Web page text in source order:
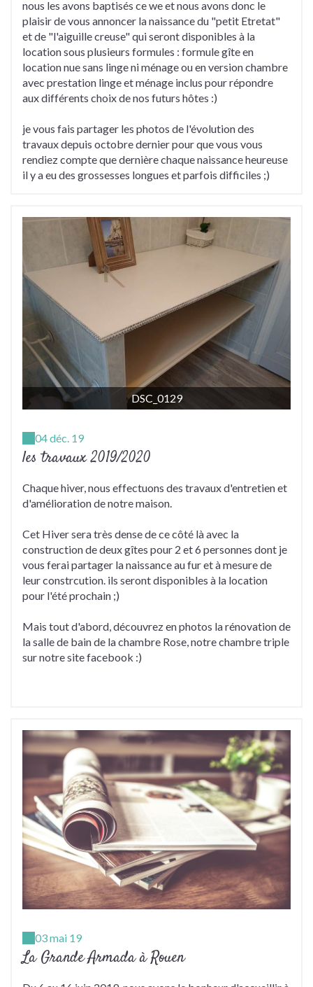
nous les avons baptisés ce we et nous avons donc le
plaisir de vous annoncer la naissance du "petit Etretat"
et de "l'aiguille creuse" qui seront disponibles à la
location sous plusieurs formules : formule gîte en
location nue sans linge ni ménage ou en version chambre
avec prestation linge et ménage inclus pour répondre
aux différents choix de nos futurs hôtes :)
je vous fais partager les photos de l'évolution des
travaux depuis octobre dernier pour que vous vous
rendiez compte que dernière chaque naissance heureuse
il y a eu des grossesses longues et parfois difficiles ;)
DSC_0129
04 déc. 19
les travaux 2019/2020
Chaque hiver, nous effectuons des travaux d'entretien et
d'amélioration de notre maison.
Cet Hiver sera très dense de ce côté là avec la
construction de deux gîtes pour 2 et 6 personnes dont je
vous ferai partager la naissance au fur et à mesure de
leur constrcution. ils seront disponibles à la location
pour l'été prochain ;)
Mais tout d'abord, découvrez en photos la rénovation de
la salle de bain de la chambre Rose, notre chambre triple
sur notre site facebook :)
03 mai 19
La Grande Armada à Rouen